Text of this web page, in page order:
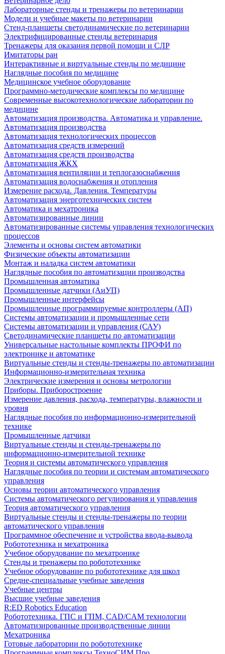
Лабораторные стенды и тренажеры по ветеринарии
Модели и учебные макеты по ветеринарии
Стенд-планшеты светодинамические по ветеринарии
Электрифицированные стенды ветеринария
Тренажеры для оказания первой помощи и СЛР
Имитаторы ран
Интерактивные и виртуальные стенды по медицине
Наглядные пособия по медицине
Медицинское учебное оборудование
Программно-методические комплексы по медицине
Современные высокотехнологические лаборатории по
медицине
Автоматизация производства. Автоматика и управление.
Автоматизация производства
Автоматизация технологических процессов
Автоматизация средств измерений
Автоматизация средств производства
Автоматизация ЖКХ
Автоматизация вентиляции и теплогазоснабжения
Автоматизация водоснабжения и отопления
Измерение расхода. Давления. Температуры
Автоматизация энерготехнических систем
Автоматика и мехатроника
Автоматизированные линии
Автоматизированные системы управления технологических
процессов
Элементы и основы систем автоматики
Физические объекты автоматизации
Монтаж и наладка систем автоматики
Наглядные пособия по автоматизации производства
Промышленная автоматика
Промышленные датчики (АиУП)
Промышленные интерфейсы
Промышленные программируемые контроллеры (АП)
Системы автоматизации и промышленные сети
Системы автоматизации и управления (САУ)
Светодинамические планшеты по автоматизации
Универсальные настольные комплекты ПРОФИ по
электронике и автоматике
Виртуальные стенды и стенды-тренажеры по автоматизации
Информационно-измерительная техника
Электрические измерения и основы метрологии
Приборы. Приборостроение
Измерение давления, расхода, температуры, влажности и
уровня
Наглядные пособия по информационно-измерительной
технике
Промышленные датчики
Виртуальные стенды и стенды-тренажеры по
информационно-измерительной технике
Теория и системы автоматического управления
Наглядные пособия по теории и системам автоматического
управления
Основы теории автоматического управления
Системы автоматического регулирования и управления
Теория автоматического управления
Виртуальные стенды и стенды-тренажеры по теории
автоматического управления
Программное обеспечение и устройства ввода-вывода
Робототехника и мехатроника
Учебное оборудование по мехатронике
Стенды и тренажеры по робототехнике
Учебное оборудование по робототехнике для школ
Средне-специальные учебные заведения
Учебные центры
Высшие учебные заведения
R:ED Robotics Education
Робототехника. ГПС и ГПМ, CAD/CAM технологии
Автоматизированные производственные линии
Мехатроника
Готовые лаборатории по робототехнике